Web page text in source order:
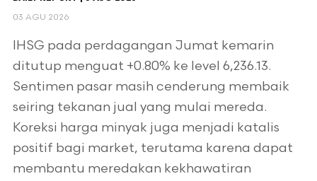
03 AGU 2026
IHSG pada perdagangan Jumat kemarin
ditutup menguat +0.80% ke level 6,236.13.
Sentimen pasar masih cenderung membaik
seiring tekanan jual yang mulai mereda.
Koreksi harga minyak juga menjadi katalis
positif bagi market, terutama karena dapat
membantu meredakan kekhawatiran